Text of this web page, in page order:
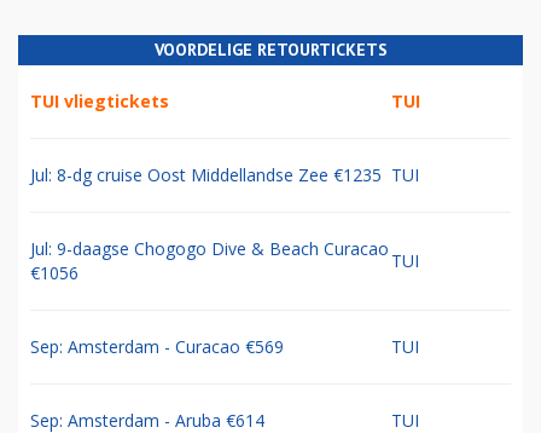
VOORDELIGE RETOURTICKETS
TUI vliegtickets TUI
Jul: 8-dg cruise Oost Middellandse Zee €1235 TUI
Jul: 9-daagse Chogogo Dive & Beach Curacao
€1056
TUI
Sep: Amsterdam - Curacao €569 TUI
Sep: Amsterdam - Aruba €614 TUI